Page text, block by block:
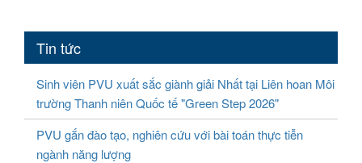
Tin tức
Sinh viên PVU xuất sắc giành giải Nhất tại Liên hoan Môi
trường Thanh niên Quốc tế "Green Step 2026"
PVU gắn đào tạo, nghiên cứu với bài toán thực tiễn
ngành năng lượng